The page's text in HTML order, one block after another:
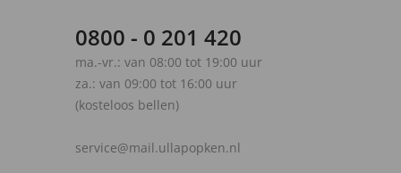
0800 - 0 201 420
ma.-vr.: van 08:00 tot 19:00 uur
za.: van 09:00 tot 16:00 uur
(kosteloos bellen)
service@mail.ullapopken.nl